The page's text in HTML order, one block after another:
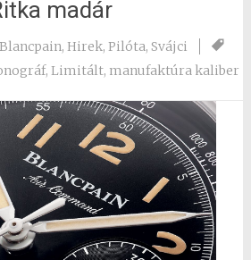
madár
Blancpain, Hirek, Pilóta, Svájci
, Limitált, manufaktúra kaliber